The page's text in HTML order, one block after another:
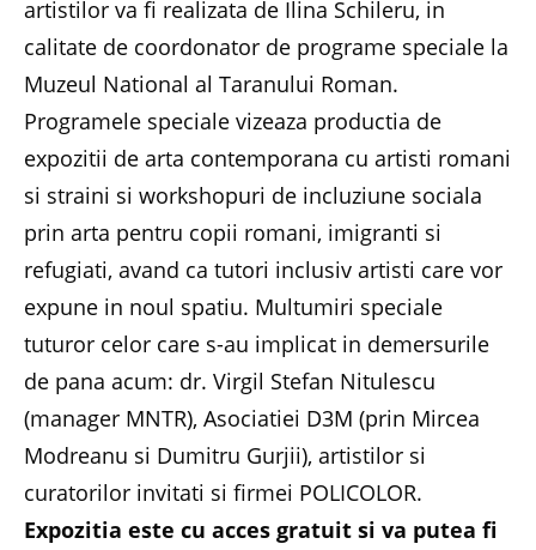
artistilor va fi realizata de Ilina Schileru, in
calitate de coordonator de programe speciale la
Muzeul National al Taranului Roman.
Programele speciale vizeaza productia de
expozitii de arta contemporana cu artisti romani
si straini si workshopuri de incluziune sociala
prin arta pentru copii romani, imigranti si
refugiati, avand ca tutori inclusiv artisti care vor
expune in noul spatiu. Multumiri speciale
tuturor celor care s-au implicat in demersurile
de pana acum: dr. Virgil Stefan Nitulescu
(manager MNTR), Asociatiei D3M (prin Mircea
Modreanu si Dumitru Gurjii), artistilor si
curatorilor invitati si firmei POLICOLOR.
Expozitia este cu acces gratuit si va putea fi